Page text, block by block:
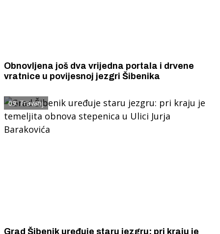
Obnovljena još dva vrijedna portala i drvene
vratnice u povijesnoj jezgri Šibenika
09. Travanj
Grad Šibenik uređuje staru jezgru: pri kraju je